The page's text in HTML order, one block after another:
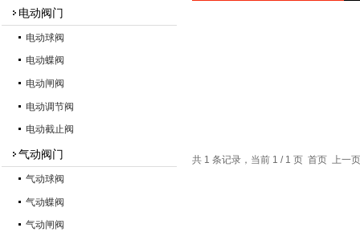
电动阀门
电动球阀
电动蝶阀
电动闸阀
电动调节阀
电动截止阀
气动阀门
气动球阀
气动蝶阀
气动闸阀
共 1 条记录，当前 1 / 1 页 首页 上一